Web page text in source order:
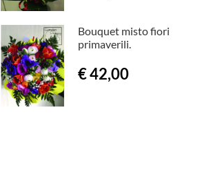
Bouquet misto fiori
primaverili.
€ 42,00